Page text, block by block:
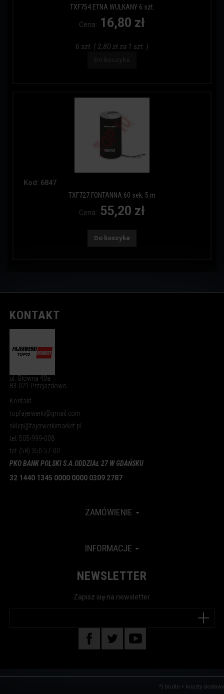
TXF754 ETNA WULKANY 6 szt.
Cena: 16,80 zł
6 szt. ( 2,80 zł za 1 szt. )
Kod: 6847
TXF727 FONTANNA 60 sek. 5 m
Cena: 55,20 zł
Do koszyka
KONTAKT
ul. Główna 40a
83-021 Przejazdowo
Kontakt
topfajerwerki@gmail.com
sklep@fajerwerkimarket.pl
tel: 505-999-008
tel: (58) 350-57-00
PKO BANK POLSKI S.A.ODDZIAŁ 27 W GDAŃSKU
32 1440 1345 0000 0000 0309 2787
ZAMÓWIENIE
INFORMACJE
NEWSLETTER
Zapisz się na newsletter.
*) brutto + koszty dostawy